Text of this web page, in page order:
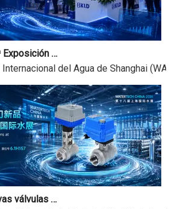
Revisión de la 18.ª Exposición Internacional del Agua de Shanghai y aviso de vacaciones del Festival del Bote del Dragón
del Agua de Shanghai
KLD presenta nuevas válvulas motorizadas en la 18.ª Exposición Internacional del Agua de Shanghai
invitadoDel 9 al 11 de junio